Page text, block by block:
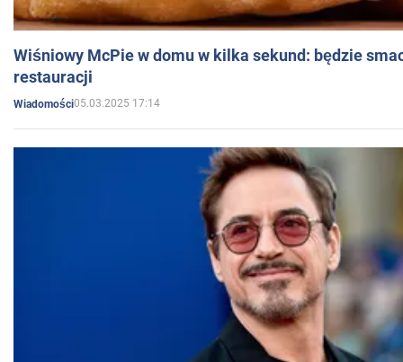
Wiśniowy McPie w domu w kilka sekund: będzie
restauracji
Wiadomości05.03.2025 17:14